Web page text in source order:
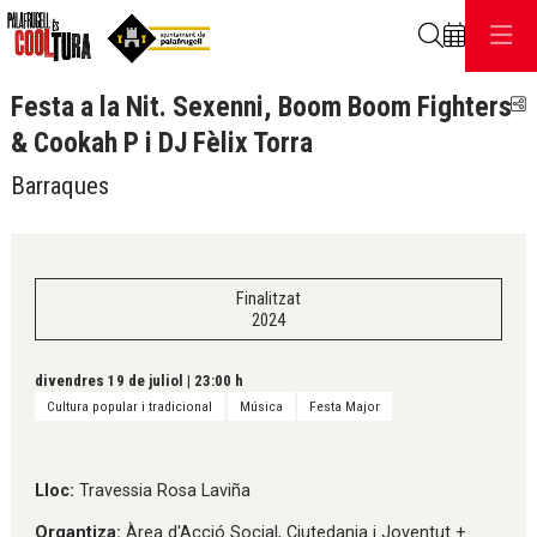
Festa a la Nit. Sexenni, Boom Boom Fighters
& Cookah P i DJ Fèlix Torra
Barraques
Finalitzat
2024
divendres 19 de juliol | 23:00 h
Cultura popular i tradicional Música Festa Major
Lloc: Travessia Rosa Laviña